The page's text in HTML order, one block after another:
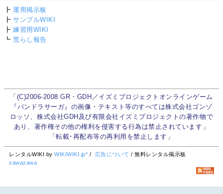
┣運用掲示板
┣サンプルWIKI
┣練習用WIKI
┗荒らし報告
「(C)2006-2008 GR・GDH／イズミプロジェクトオンラインゲーム
『パンドラサーガ』の画像・テキスト等のすべては株式会社ゴンゾ
ロッソ、株式会社GDH及び有限会社イズミプロジェクトの著作物で
あり、著作権その他の権利を侵害する行為は禁止されています」
「転載･再配布等の再利用を禁止します」
レンタルWIKI byWIKIWIKI.jp* / 広告について / 無料レンタル掲示板
zawazawa